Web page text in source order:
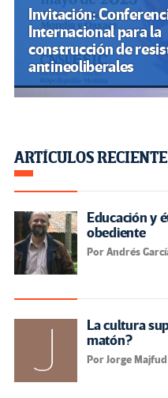
Invitación:
Internacional para la
construcción de
antineoliberales
ARTÍCULOS
Educación y
obediente
Por Andrés
La cultura
matón?
Por Jorge Majfud